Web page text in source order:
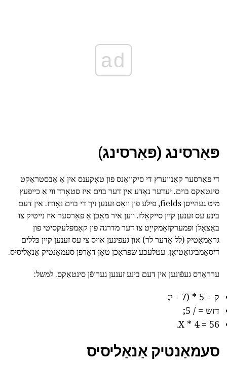
ad
פּאַרסינג (פּאַרסינג)
די פּאַרסער קאַנווערץ די סיקוואַנס פון טאָקענס אין אַ אַבסטראַקט
סינטאַקס בוים. יעדער נאָדע אין דער בוים איז סטאָרד ווי אַ כייפעץ
מיט געהייסן fields, פילע פון וואָס זענען זיך די בוים נאָודז. אין דעם
בינע עס זענען קיין סייקאַלז. ווען איר מאַכן אַ פּאַרסער איז נייטיק צו
באַצאָלן ופמערקזאַמקייַט צו דער מדרגה פון קאַמפּלעקסיטי פון
גראַמאַטיק (לל אָדער לר) און געפינען אויס צי עס זענען קיין כּללים
דיסאַמביגואַטיאָן. עטלעכע שפּראַכן טאָן דאַרפן סעמאַנטיק אַנאַליסיס.
ערראָרס געפֿונען אין דעם בינע זענען גערופֿן סינטאַקס. למשל:
ק = 5 * (7 - י;
דזש = / 5;
56 = X * 4.
סעמאַנטיק אַנאַליסיס